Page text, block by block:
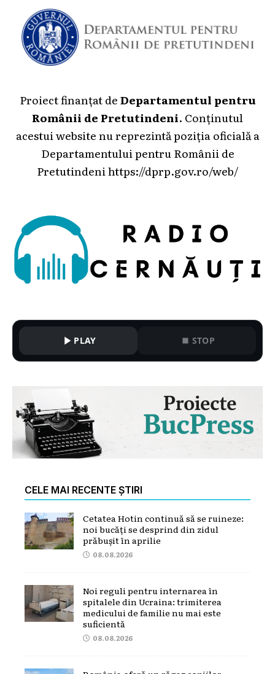
Proiect finanțat deDepartamentul pentru
Românii de Pretutindeni. Conținutul
acestui website nu reprezintă poziția oficială a
Departamentului pentru Românii de
Pretutindeni https://dprp.gov.ro/web/
PLAY STOP
CELE MAI RECENTE ȘTIRI
Cetatea Hotin continuă să se ruineze:
noi bucăți se desprind din zidul
prăbușit în aprilie
08.08.2026
Noi reguli pentru internarea în
spitalele din Ucraina: trimiterea
medicului de familie nu mai este
suficientă
08.08.2026